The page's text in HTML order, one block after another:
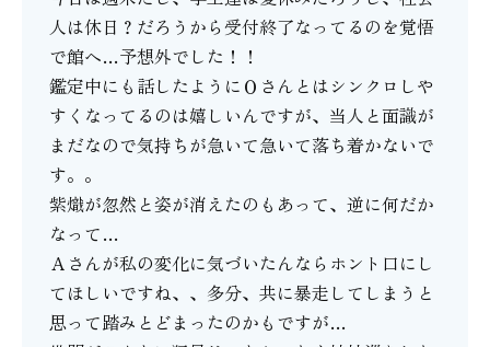
人は休日？だろうから受付終了なってるのを覚悟
で館へ…予想外でした！！
鑑定中にも話したようにＯさんとはシンクロしや
すくなってるのは嬉しいんですが、当人と面識が
まだなので気持ちが急いて急いて落ち着かないで
す。。
紫熾が忽然と姿が消えたのもあって、逆に何だか
なって…
Ａさんが私の変化に気づいたんならホント口にし
てほしいですね、、多分、共に暴走してしまうと
思って踏みとどまったのかもですが…